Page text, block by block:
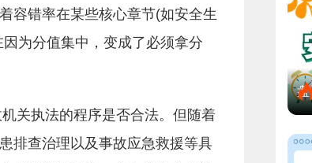
容错率在某些核心章节(如安全生
为分值集中，变成了必须拿分
关执法的程序是否合法。但随着
排查治理以及事故应急救援等具
盘